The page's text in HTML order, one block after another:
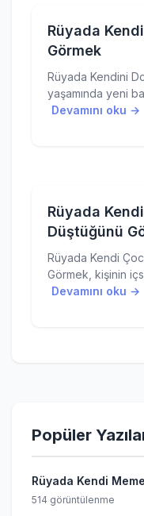
Rüyada
Görmek
Rüyada Kendini
yaşamında yeni
Devamını oku →
Rüyada
Düştüğünü
Rüyada Kendi
Görmek, kişinin
Devamını oku →
Popüler
Rüyada Kendi
514 görüntülenme